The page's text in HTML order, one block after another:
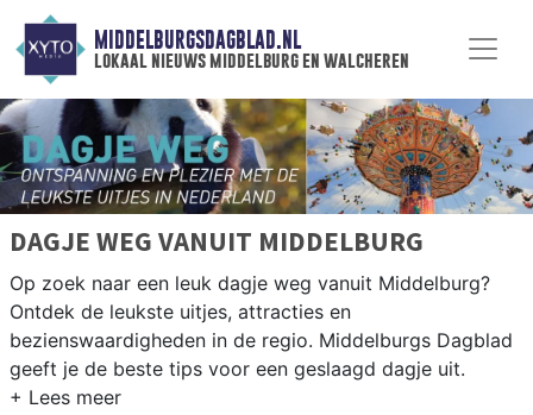
MIDDELBURGSDAGBLAD.NL
lokaal nieuws middelburg en walcheren
DAGJE WEG VANUIT MIDDELBURG
Op zoek naar een leuk dagje weg vanuit Middelburg?
Ontdek de leukste uitjes, attracties en
bezienswaardigheden in de regio. Middelburgs Dagblad
geeft je de beste tips voor een geslaagd dagje uit.